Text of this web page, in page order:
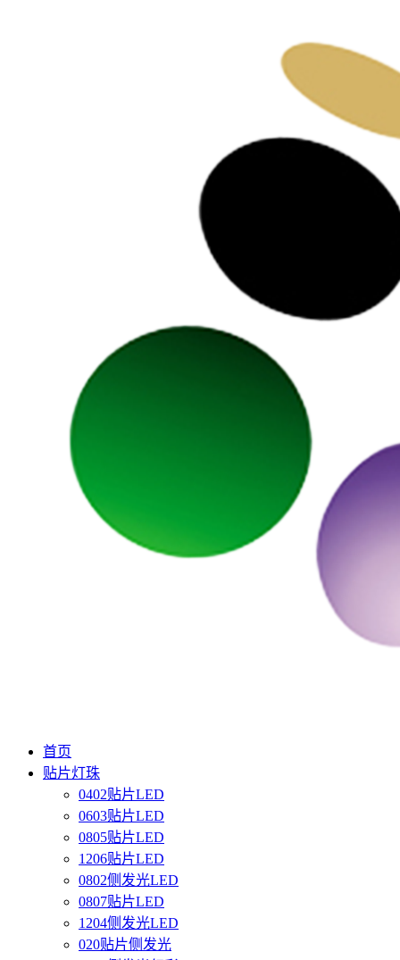
首页
贴片灯珠
0402贴片LED
0603贴片LED
0805贴片LED
1206贴片LED
0802侧发光LED
0807贴片LED
1204侧发光LED
020贴片侧发光